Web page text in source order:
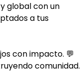
global con un
a tus
con impacto. 💬
comunidad.